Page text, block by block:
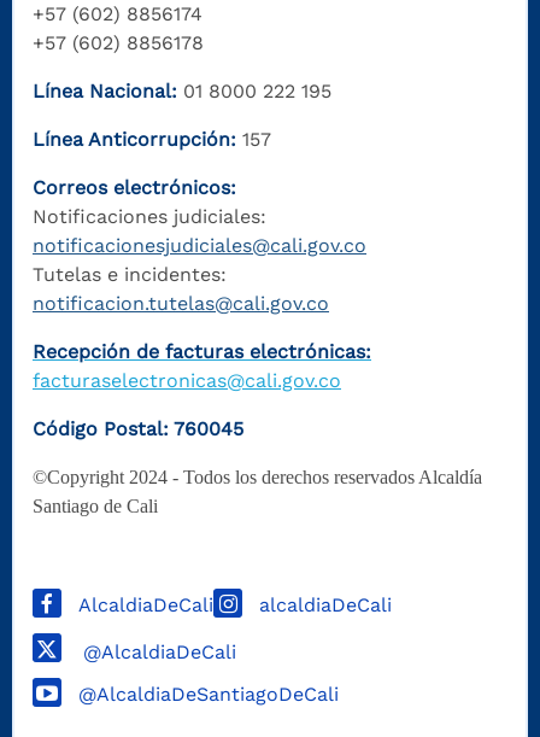
+57 (602) 8856174
+57 (602) 8856178
Línea Nacional: 01 8000 222 195
Línea Anticorrupción: 157
Correos electrónicos:
Notificaciones judiciales:
notificacionesjudiciales@cali.gov.co
Tutelas e incidentes:
notificacion.tutelas@cali.gov.co
Recepción de facturas electrónicas:
facturaselectronicas@cali.gov.co
Código Postal: 760045
©Copyright 2024 - Todos los derechos reservados Alcaldía
Santiago de Cali
AlcaldiaDeCali alcaldiaDeCali
@AlcaldiaDeCali
@AlcaldiaDeSantiagoDeCali